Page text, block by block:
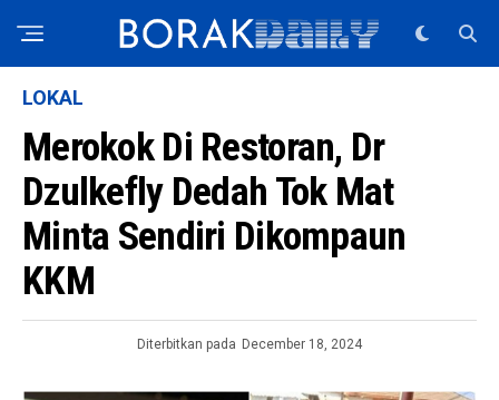
LOKAL
Merokok Di Restoran, Dr
Dzulkefly Dedah Tok Mat
Minta Sendiri Dikompaun
KKM
Diterbitkan pada December 18, 2024